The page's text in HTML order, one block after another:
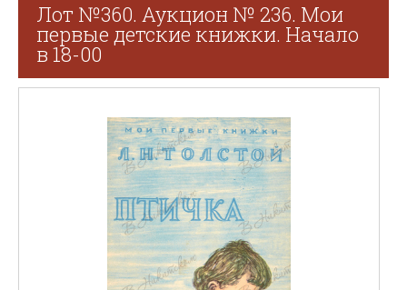
Лот №360. Аукцион № 236. Мои
первые детские книжки. Начало
в 18-00